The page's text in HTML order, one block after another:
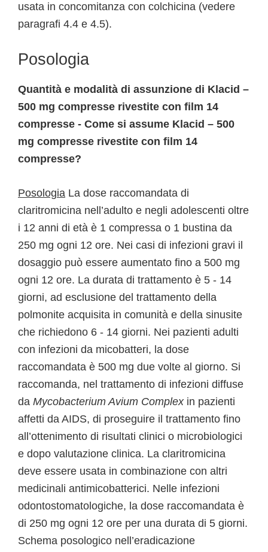
usata in concomitanza con colchicina (vedere
paragrafi 4.4 e 4.5).
Posologia
Quantità e modalità di assunzione di Klacid –
500 mg compresse rivestite con film 14
compresse - Come si assume Klacid – 500
mg compresse rivestite con film 14
compresse?
Posologia La dose raccomandata di
claritromicina nell’adulto e negli adolescenti oltre
i 12 anni di età è 1 compressa o 1 bustina da
250 mg ogni 12 ore. Nei casi di infezioni gravi il
dosaggio può essere aumentato fino a 500 mg
ogni 12 ore. La durata di trattamento è 5 - 14
giorni, ad esclusione del trattamento della
polmonite acquisita in comunità e della sinusite
che richiedono 6 - 14 giorni. Nei pazienti adulti
con infezioni da micobatteri, la dose
raccomandata è 500 mg due volte al giorno. Si
raccomanda, nel trattamento di infezioni diffuse
da Mycobacterium Avium Complexin pazienti
affetti da AIDS, di proseguire il trattamento fino
all’ottenimento di risultati clinici o microbiologici
e dopo valutazione clinica. La claritromicina
deve essere usata in combinazione con altri
medicinali antimicobatterici. Nelle infezioni
odontostomatologiche, la dose raccomandata è
di 250 mg ogni 12 ore per una durata di 5 giorni.
Schema posologico nell’eradicazione